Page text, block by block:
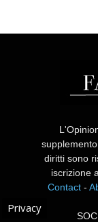
diritti sono
iscrizione
Contact -
Privacy